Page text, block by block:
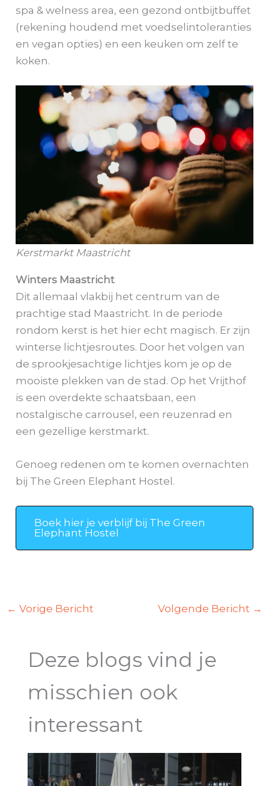
spa & welness area, een gezond ontbijtbuffet
(rekening houdend met voedselintoleranties
en vegan opties) en een keuken om zelf te
koken.
Kerstmarkt Maastricht
Winters Maastricht
Dit allemaal vlakbij het centrum van de
prachtige stad Maastricht. In de periode
rondom kerst is het hier echt magisch. Er zijn
winterse lichtjesroutes. Door het volgen van
de sprookjesachtige lichtjes kom je op de
mooiste plekken van de stad. Op het Vrijthof
is een overdekte schaatsbaan, een
nostalgische carrousel, een reuzenrad en
een gezellige kerstmarkt.
Genoeg redenen om te komen overnachten
bij The Green Elephant Hostel.
Boek hier je verblijf bij The Green
Elephant Hostel
← Vorige Bericht Volgende Bericht →
Deze blogs vind je
misschien ook
interessant